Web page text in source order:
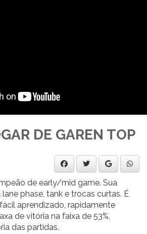
DE GAREN TOP
de early/mid game. Sua
phase, tank e trocas curtas. É
aprendizado, rapidamente
de vitória na faixa de 53%,
das partidas.